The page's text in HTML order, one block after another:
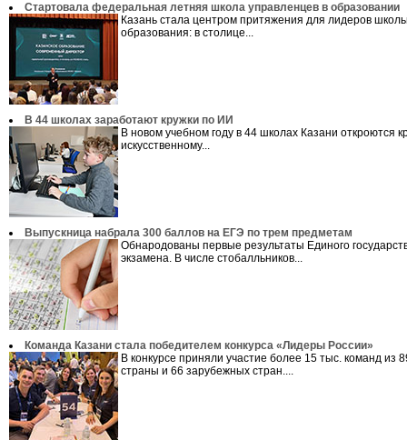
Стартовала федеральная летняя школа управленцев в образовании
Казань стала центром притяжения для лидеров
образования: в столице...
В 44 школах заработают кружки по ИИ
В новом учебном году в 44 школах Казани откроются
искусственному...
Выпускница набрала 300 баллов на ЕГЭ по трем предметам
Обнародованы первые результаты Единого
экзамена. В числе стобалльников...
Команда Казани стала победителем конкурса «Лидеры России»
В конкурсе приняли участие более 15 тыс. команд из
страны и 66 зарубежных стран....